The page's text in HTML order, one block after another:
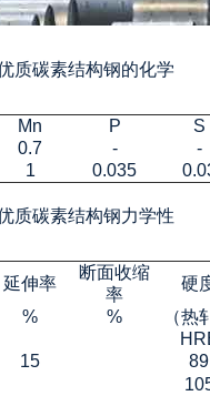
质碳素结构钢的化学
Mn P
S
0.7 -
-
1 0.035
质碳素结构钢力学性
延伸率
断面收缩
率
硬
% %
（热
15
89